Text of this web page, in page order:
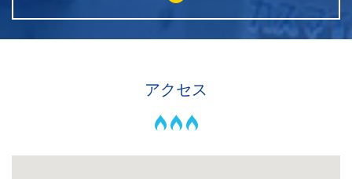
アクセス